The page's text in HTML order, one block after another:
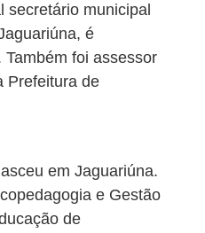
secretário municipal
é
foi assessor
Prefeitura de
em Jaguariúna.
e Gestão
de